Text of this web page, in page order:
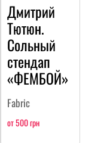
Дмитрий
Тютюн.
Сольный
стендап
«ФЕМБОЙ»
Fabric
от 500 грн